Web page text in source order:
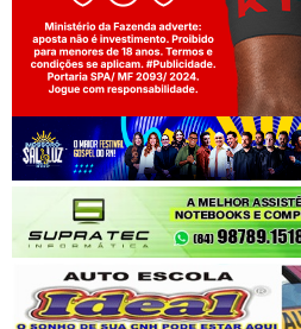
Jogue com responsabilidade. 18+